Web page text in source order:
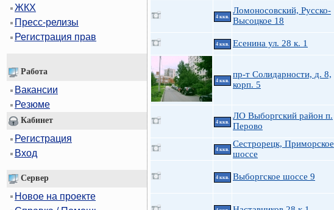
ЖКХ
Пресс-релизы
Регистрация прав
Работа
Вакансии
Резюме
Кабинет
Регистрация
Вход
Сервер
Новое на проекте
4 ккв.
Ломоносовский, Русско-
Высоцкое 18
4 ккв. Есенина ул. 28 к. 1
4 ккв.
пр-т Солидарности, д. 8,
корп. 5
4 ккв.
ЛО Выборгский район п.
Перово
4 ккв.
Сестрорецк, Приморское
шоссе
4 ккв. Выборгское шоссе 9